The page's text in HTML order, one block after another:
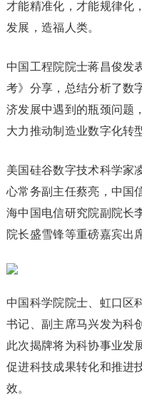
才能精准化，才能规律化
发展，造福人类。
中国工程院院士蒋昌俊发
考》分享，总结分析了数
济发展中遇到的瓶颈问题
大力推动制造业数字化转
美国硅谷数字技术科学家
心常务副主任蔡亮，中国
海中国电信研究院副院长
院长盛雪锋等重磅嘉宾出
中国科学院院士、虹口区
书记、副主席马兴发为科
此次揭牌将为科协事业发
促进科技成果转化和推进
效。